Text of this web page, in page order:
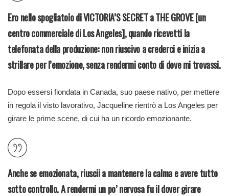
Ero nello spogliatoio di VICTORIA’S SECRET a THE GROVE [un
centro commerciale di Los Angeles], quando ricevetti la
telefonata della produzione: non riuscivo a crederci e inizia a
strillare per l’emozione, senza rendermi conto di dove mi trovassi.
Dopo essersi fiondata in Canada, suo paese nativo, per mettere
in regola il visto lavorativo, Jacqueline rientrò a Los Angeles per
girare le prime scene, di cui ha un ricordo emozionante.
Anche se emozionata, riuscii a mantenere la calma e avere tutto
sotto controllo. A rendermi un po’ nervosa fu il dover girare